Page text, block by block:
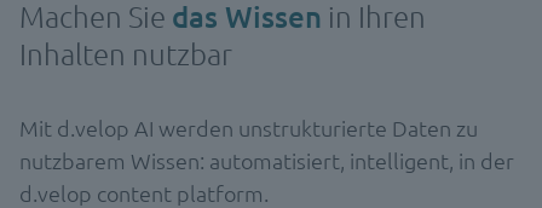
Machen Sie das Wissen in Ihren
Inhalten nutzbar
Mit d.velop AI werden unstrukturierte Daten zu
nutzbarem Wissen: automatisiert, intelligent, in der
d.velop content platform.